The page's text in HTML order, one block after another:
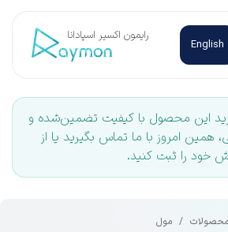
این محصول با کیفیت تضمین‌شده و
امروز با ما تماس بگیرید یا از
خود را ثبت کنید.
محصولات مول
​رایمون اکسیر اسپادانا
English